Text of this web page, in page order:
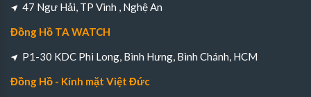
47 Ngư Hải, TP Vinh , Nghệ An
Đồng Hồ TA WATCH
P1-30 KDC Phi Long, Bình Hưng, Bình Chánh, HCM
Đồng Hồ - Kính mặt Việt Đức